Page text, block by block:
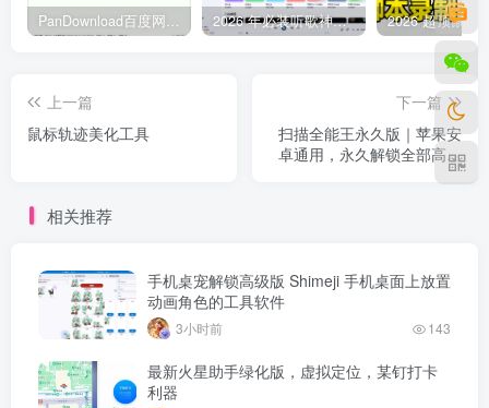
PanDownload百度网盘不限速V5稳定版 2026 年必装听歌神器，免费听遍全网无损音质歌单
上一篇
鼠标轨迹美化工具
下一篇
扫描全能王永久版｜苹果安
卓通用，永久解锁全部高级
功能
相关推荐
手机桌宠解锁高级版 Shimeji 手机桌面上放置
动画角色的工具软件
3小时前 143
最新火星助手绿化版，虚拟定位，某钉打卡
利器